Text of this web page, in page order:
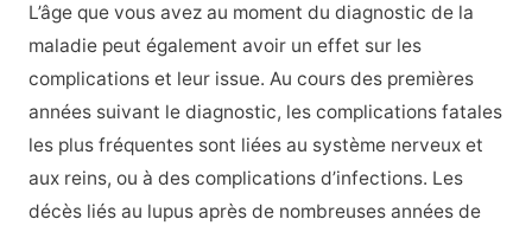
L’âge que vous avez au moment du diagnostic de la
maladie peut également avoir un effet sur les
complications et leur issue. Au cours des premières
années suivant le diagnostic, les complications fatales
les plus fréquentes sont liées au système nerveux et
aux reins, ou à des complications d’infections. Les
décès liés au lupus après de nombreuses années de